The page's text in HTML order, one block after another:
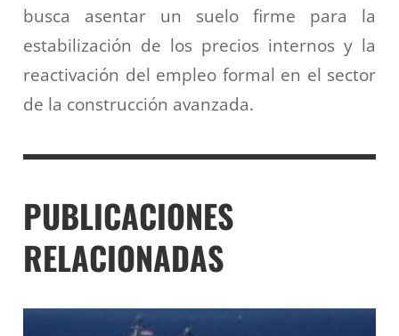
busca asentar un suelo firme para la
estabilización de los precios internos y la
reactivación del empleo formal en el sector
de la construcción avanzada.
PUBLICACIONES
RELACIONADAS